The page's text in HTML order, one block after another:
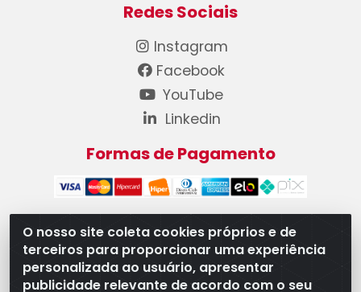
O nosso site coleta cookies próprios e de
terceiros para proporcionar uma experiência
personalizada ao usuário, apresentar
publicidade relevante de acordo com o seu
Redes Sociais
Instagram
Facebook
YouTube
Linkedin
Formas de Pagamento
WB Componentes Automotivos LTDA - CNPJ
08.528.393/0001-12 - Rua do Níquel, 667 - Parque
Oeste Industrial, Goiânia/GO - CEP 74375-660